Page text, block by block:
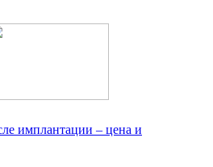
имплантации – цена и